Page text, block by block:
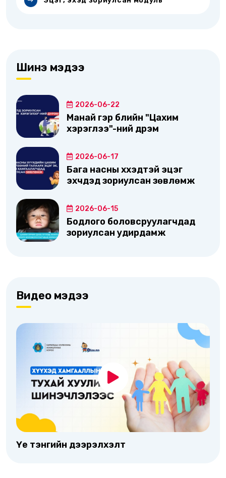
Шинэ мэдээ
2026-06-22
Манай гэр бүлийн "Цахим
хэрэглээ"-ний дүрэм
2026-06-17
Бага насны хүүхэдтэй эцэг
эхчүүдэд зориулсан зөвлөмж
2026-06-15
Бодлого боловсруулагчдад
зориулсан удирдамж
Видео мэдээ
Үе тэнгийн дээрэлхэлт